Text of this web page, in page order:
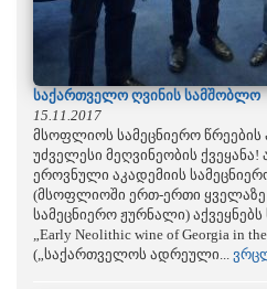
საქართველო ღვინის სამშობლო
15.11.2017
მსოფლიოს სამეცნიერო
უძველესი მეღვინეობის ქვეყანა!
ეროვნული აკადემიის
(მსოფლიოში ერთ-ერთი
სამეცნიერო ჟურნალი)
„Early Neolithic wine of Georgia in
(„საქართველოს ადრეული...